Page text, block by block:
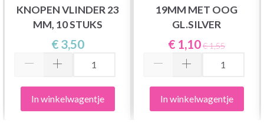
KNOPEN VLINDER 23
MM, 10 STUKS
€ 3,50
In winkelwagentje
19MM MET OOG
GL.SILVER
€ 1,10€ 1,55
In winkelwagentje